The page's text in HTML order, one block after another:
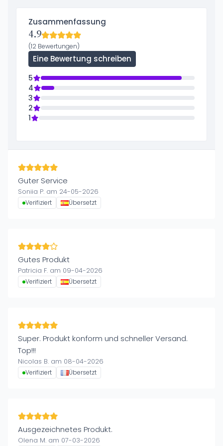
Zusammenfassung
4.9
(12 Bewertungen)
Eine Bewertung schreiben
5
4
3
2
1
Guter Service
Soniia P. am 24-05-2026
Verifiziert Übersetzt
Gutes Produkt
Patricia F. am 09-04-2026
Verifiziert Übersetzt
Super. Produkt konform und schneller Versand.
Top!!!
Nicolas B. am 08-04-2026
Verifiziert Übersetzt
Ausgezeichnetes Produkt.
Olena M. am 07-03-2026